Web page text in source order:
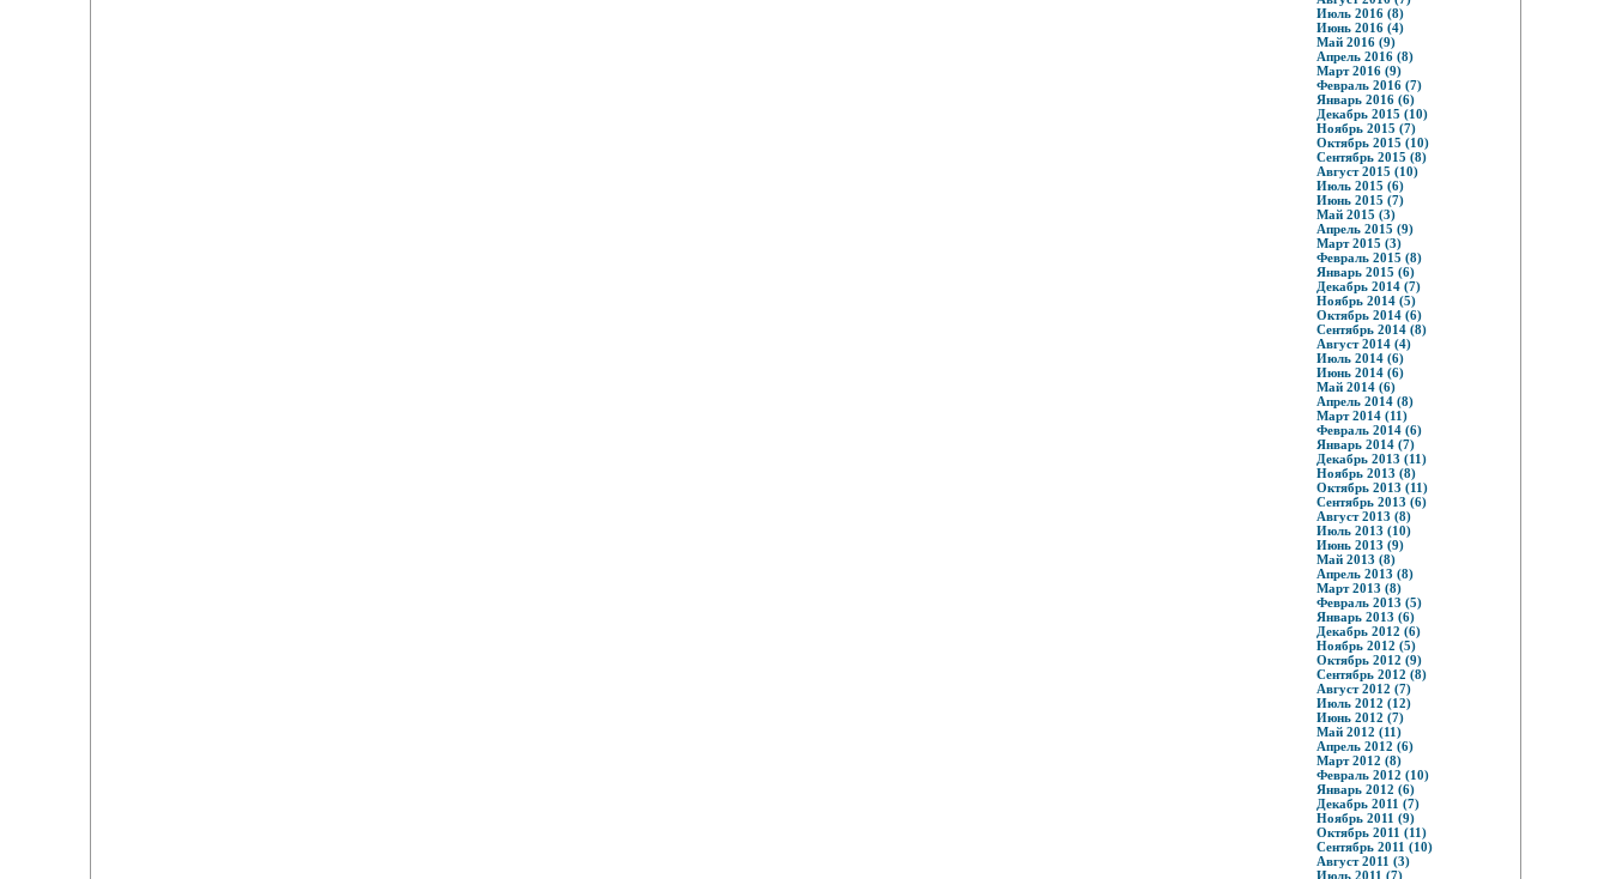
Июль 2016 (8)
Июнь 2016 (4)
Май 2016 (9)
Апрель 2016 (8)
Март 2016 (9)
Февраль 2016 (7)
Январь 2016 (6)
Декабрь 2015 (10)
Ноябрь 2015 (7)
Октябрь 2015 (10)
Сентябрь 2015 (8)
Август 2015 (10)
Июль 2015 (6)
Июнь 2015 (7)
Май 2015 (3)
Апрель 2015 (9)
Март 2015 (3)
Февраль 2015 (8)
Январь 2015 (6)
Декабрь 2014 (7)
Ноябрь 2014 (5)
Октябрь 2014 (6)
Сентябрь 2014 (8)
Август 2014 (4)
Июль 2014 (6)
Июнь 2014 (6)
Май 2014 (6)
Апрель 2014 (8)
Март 2014 (11)
Февраль 2014 (6)
Январь 2014 (7)
Декабрь 2013 (11)
Ноябрь 2013 (8)
Октябрь 2013 (11)
Сентябрь 2013 (6)
Август 2013 (8)
Июль 2013 (10)
Июнь 2013 (9)
Май 2013 (8)
Апрель 2013 (8)
Март 2013 (8)
Февраль 2013 (5)
Январь 2013 (6)
Декабрь 2012 (6)
Ноябрь 2012 (5)
Октябрь 2012 (9)
Сентябрь 2012 (8)
Август 2012 (7)
Июль 2012 (12)
Июнь 2012 (7)
Май 2012 (11)
Апрель 2012 (6)
Март 2012 (8)
Февраль 2012 (10)
Январь 2012 (6)
Декабрь 2011 (7)
Ноябрь 2011 (9)
Октябрь 2011 (11)
Сентябрь 2011 (10)
Август 2011 (3)
Июль 2011 (7)